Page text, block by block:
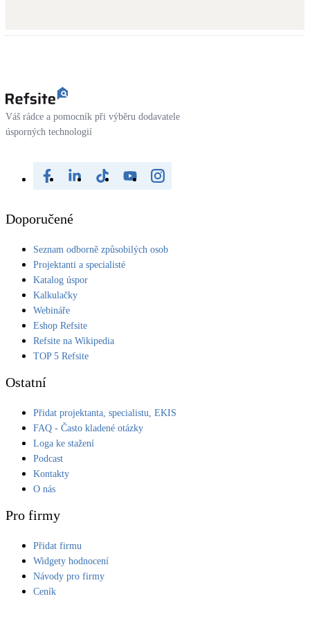
Váš rádce a pomocník při výběru dodavatele
úsporných technologií
Doporučené
Seznam odborně způsobilých osob
Projektanti a specialisté
Katalog úspor
Kalkulačky
Webináře
Eshop Refsite
Refsite na Wikipedia
TOP 5 Refsite
Ostatní
Přidat projektanta, specialistu, EKIS
FAQ - Často kladené otázky
Loga ke stažení
Podcast
Kontakty
O nás
Pro firmy
Přidat firmu
Widgety hodnocení
Návody pro firmy
Ceník